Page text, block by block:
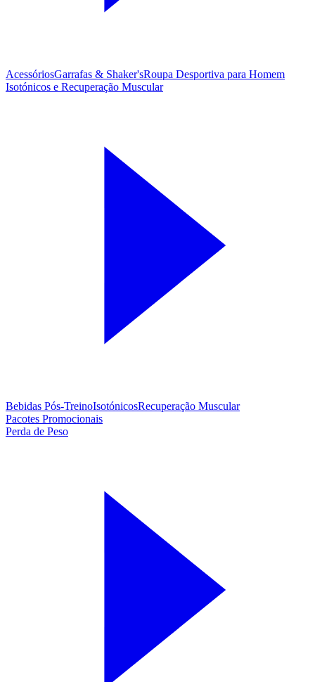
AcessóriosGarrafas & Shaker'sRoupa Desportiva para Homem
Isotónicos e Recuperação Muscular
Bebidas Pós-TreinoIsotónicosRecuperação Muscular
Pacotes Promocionais
Perda de Peso